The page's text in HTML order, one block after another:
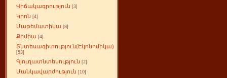
Վիճակագրություն [3]
Կրոն [4]
Մաթեմատիկա [8]
Քիմիա [4]
Տնտեսագիտություն(Էկոնոմիկա)
[53]
Գյուղատնտեսություն [2]
Մանկավարժություն [10]